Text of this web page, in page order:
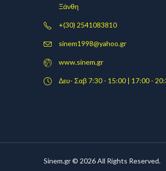
Ξάνθη
+(30) 2541083810
sinem1998@yahoo.gr
www.sinem.gr
Δευ- Σαβ 7:30 - 15:00 | 17:00 -
Sinem.gr © 2026 All Rights Reserved.